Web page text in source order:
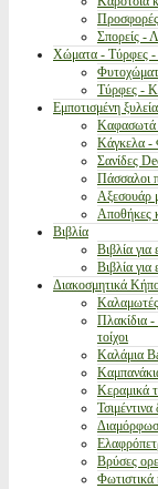
Σπορείς -
Χώματα - Τύρφες -
Τύρφες -
Εμποτισμένη
Καφασωτά
Κάγκελα -
Σανίδες
Πάσσαλοι
Αξεσουάρ
Αποθήκες
Βιβλία
Βιβλία για
Βιβλία για
Διακοσμητικά
Καλαμωτές
Πλακίδια
τοίχοι
Καλάμια
Κεραμικά
Βρύσες
Φωτιστικά